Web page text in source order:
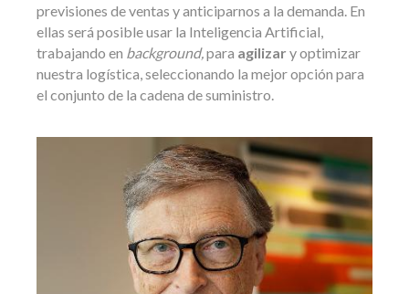
previsiones de ventas y anticiparnos a la demanda. En
ellas será posible usar la Inteligencia Artificial,
trabajando en background,para agilizar y optimizar
nuestra logística, seleccionando la mejor opción para
el conjunto de la cadena de suministro.